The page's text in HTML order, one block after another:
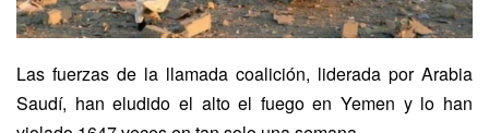
Las fuerzas de la llamada coalición, liderada por Arabia
Saudí, han eludido el alto el fuego en Yemen y lo han